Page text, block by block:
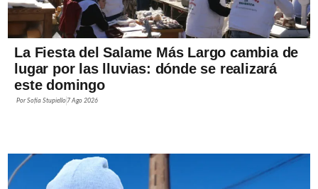
La Fiesta del Salame Más Largo cambia de
lugar por las lluvias: dónde se realizará
este domingo
PorSofía Stupiello 7 Ago 2026